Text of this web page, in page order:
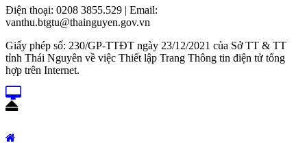
Điện thoại: 0208 3855.529 | Email:
vanthu.btgtu@thainguyen.gov.vn
Giấy phép số: 230/GP-TTĐT ngày 23/12/2021 của Sở TT & TT
tỉnh Thái Nguyên về việc Thiết lập Trang Thông tin điện tử tổng
hợp trên Internet.